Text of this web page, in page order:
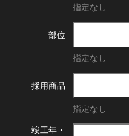
指定なし
部位
指定なし
採用商品
指定なし
竣工年・